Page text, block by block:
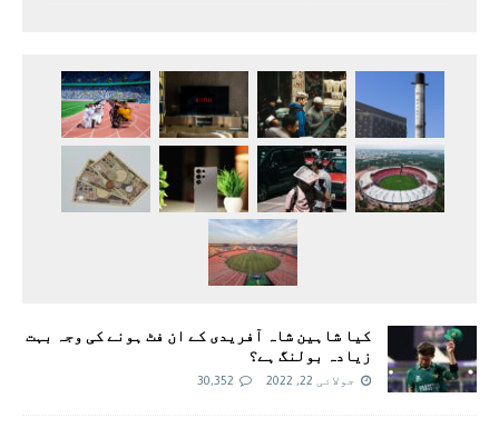
کیا شاہین شاہ آفریدی کے ان فٹ ہونے کی وجہ بہت
زیادہ بولنگ ہے؟
جولائی 22, 2022 30,352